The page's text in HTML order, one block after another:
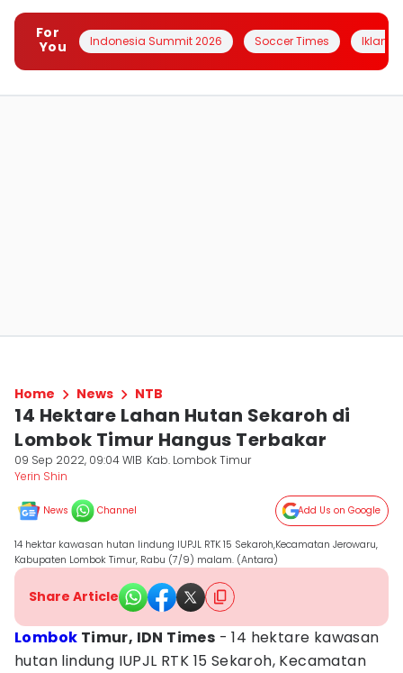
For
You
Indonesia Summit 2026 Soccer Times Iklanin
Home News NTB
14 Hektare Lahan Hutan Sekaroh di
Lombok Timur Hangus Terbakar
09 Sep 2022, 09:04 WIB Kab. Lombok Timur
Yerin Shin
News Channel Add Us on Google
14 hektar kawasan hutan lindung IUPJL RTK 15 Sekaroh,Kecamatan Jerowaru,
Kabupaten Lombok Timur, Rabu (7/9) malam. (Antara)
Share Article
Lombok Timur, IDN Times - 14 hektare kawasan
hutan lindung IUPJL RTK 15 Sekaroh, Kecamatan